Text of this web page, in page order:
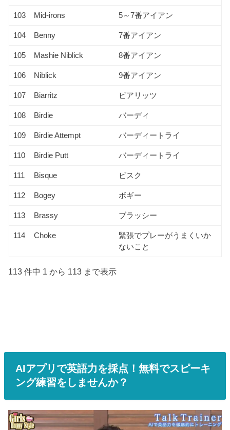
103 Mid-irons 5～7番アイアン
104 Benny 7番アイアン
105 Mashie Niblick 8番アイアン
106 Niblick 9番アイアン
107 Biarritz ビアリッツ
108 Birdie バーディ
109 Birdie Attempt バーディートライ
110 Birdie Putt バーディートライ
111 Bisque ビスク
112 Bogey ボギー
113 Brassy ブラッシー
114 Choke
緊張でプレーがうまくいか
ないこと
113 件中 1 から 113 まで表示
AIアプリで英語力を採点！無料でスピーキ
ング練習をしませんか？